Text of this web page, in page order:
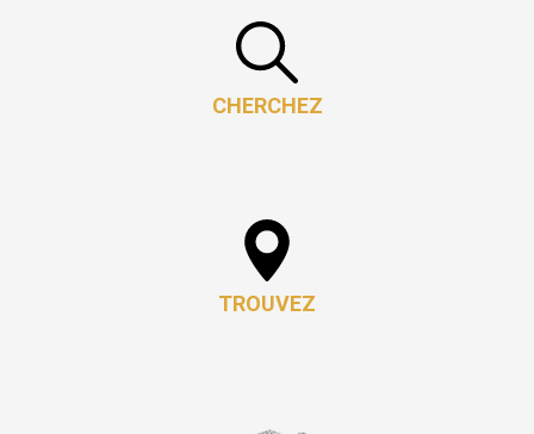
CHERCHEZ
TROUVEZ